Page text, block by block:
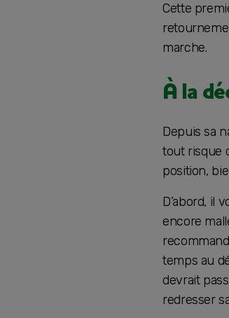
Cette
marche.
À la
Depuis sa
tout risque
position,
D’abord, il
encore
temps au
devrait
redresser